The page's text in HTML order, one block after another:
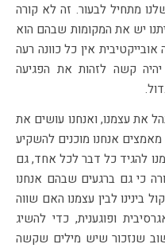
מתחיל לבעור. זה לא קורה
יש את המקומות שבהם הוא
אין כל כוונה רעה
קשה לזהות את הפגיעה
את עצמנו, ואנחנו עושים את
אנחנו מוכנים להשקיע
להגיד כל דבר לכל אחד, גם
כי גם ברגעים שבהם אנחנו
בינינו לבין עצמנו האם שווה
ופוגענית, כדי להשיג
שנזכור שיש מילים שקשה